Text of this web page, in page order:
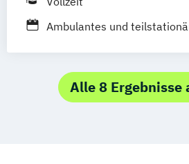
Einrichtungsleiter im
Sozialwesen
Fachkraft
Fachkraft für geronto-
Ambulantes und
Betreuungskraft (nach §§
53c SGB XI)
Alle 8 Ergebnisse